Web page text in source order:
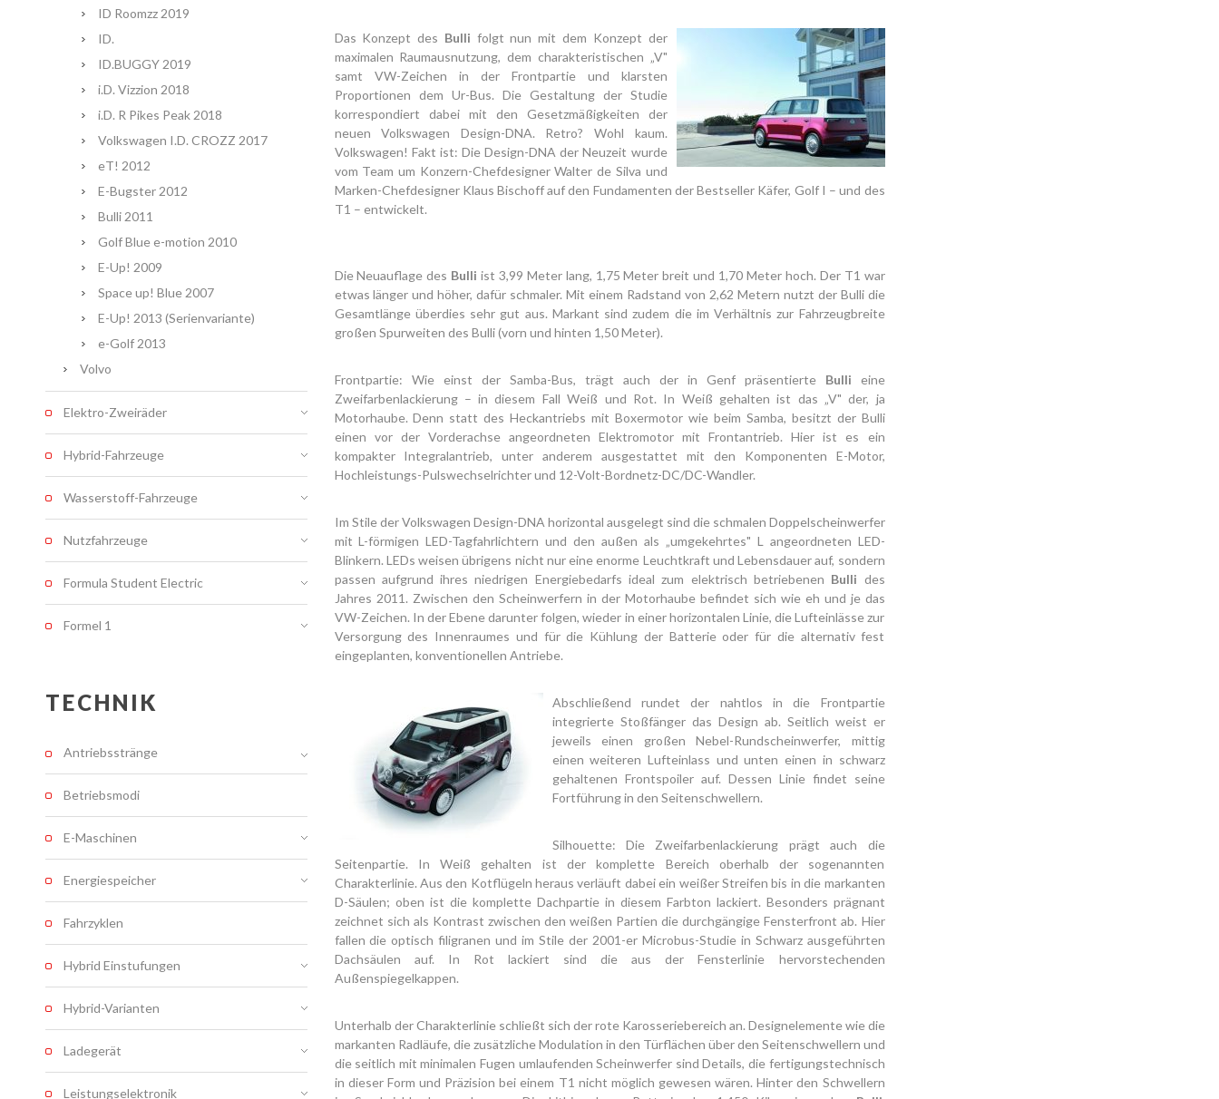
Das Konzept des Bulli folgt nun mit dem Konzept der
maximalen Raumausnutzung, dem charakteristischen „V"
samt VW-Zeichen in der Frontpartie und klarsten
Proportionen dem Ur-Bus. Die Gestaltung der Studie
korrespondiert dabei mit den Gesetzmäßigkeiten der
neuen Volkswagen Design-DNA. Retro? Wohl kaum.
Volkswagen! Fakt ist: Die Design-DNA der Neuzeit wurde
vom Team um Konzern-Chefdesigner Walter de Silva und
Marken-Chefdesigner Klaus Bischoff auf den Fundamenten der Bestseller Käfer, Golf I – und des
T1 – entwickelt.
Die Neuauflage des Bulliist 3,99 Meter lang, 1,75 Meter breit und 1,70 Meter hoch. Der T1 war
etwas länger und höher, dafür schmaler. Mit einem Radstand von 2,62 Metern nutzt der Bulli die
Gesamtlänge überdies sehr gut aus. Markant sind zudem die im Verhältnis zur Fahrzeugbreite
großen Spurweiten des Bulli (vorn und hinten 1,50 Meter).
Frontpartie: Wie einst der Samba-Bus, trägt auch der in Genf präsentierte Bulli eine
Zweifarbenlackierung – in diesem Fall Weiß und Rot. In Weiß gehalten ist das „V" der, ja
Motorhaube. Denn statt des Heckantriebs mit Boxermotor wie beim Samba, besitzt der Bulli
einen vor der Vorderachse angeordneten Elektromotor mit Frontantrieb. Hier ist es ein
kompakter Integralantrieb, unter anderem ausgestattet mit den Komponenten E-Motor,
Hochleistungs-Pulswechselrichter und 12-Volt-Bordnetz-DC/DC-Wandler.
Im Stile der Volkswagen Design-DNA horizontal ausgelegt sind die schmalen Doppelscheinwerfer
mit L-förmigen LED-Tagfahrlichtern und den außen als „umgekehrtes" L angeordneten LED-
Blinkern. LEDs weisen übrigens nicht nur eine enorme Leuchtkraft und Lebensdauer auf, sondern
passen aufgrund ihres niedrigen Energiebedarfs ideal zum elektrisch betriebenen Bulli des
Jahres 2011. Zwischen den Scheinwerfern in der Motorhaube befindet sich wie eh und je das
VW-Zeichen. In der Ebene darunter folgen, wieder in einer horizontalen Linie, die Lufteinlässe zur
Versorgung des Innenraumes und für die Kühlung der Batterie oder für die alternativ fest
eingeplanten, konventionellen Antriebe.
Abschließend rundet der nahtlos in die Frontpartie
integrierte Stoßfänger das Design ab. Seitlich weist er
jeweils einen großen Nebel-Rundscheinwerfer, mittig
einen weiteren Lufteinlass und unten einen in schwarz
gehaltenen Frontspoiler auf. Dessen Linie findet seine
Fortführung in den Seitenschwellern.
Silhouette: Die Zweifarbenlackierung prägt auch die
Seitenpartie. In Weiß gehalten ist der komplette Bereich oberhalb der sogenannten
Charakterlinie. Aus den Kotflügeln heraus verläuft dabei ein weißer Streifen bis in die markanten
D-Säulen; oben ist die komplette Dachpartie in diesem Farbton lackiert. Besonders prägnant
zeichnet sich als Kontrast zwischen den weißen Partien die durchgängige Fensterfront ab. Hier
fallen die optisch filigranen und im Stile der 2001-er Microbus-Studie in Schwarz ausgeführten
Dachsäulen auf. In Rot lackiert sind die aus der Fensterlinie hervorstechenden
Außenspiegelkappen.
Unterhalb der Charakterlinie schließt sich der rote Karosseriebereich an. Designelemente wie die
markanten Radläufe, die zusätzliche Modulation in den Türflächen über den Seitenschwellern und
die seitlich mit minimalen Fugen umlaufenden Scheinwerfer sind Details, die fertigungstechnisch
in dieser Form und Präzision bei einem T1 nicht möglich gewesen wären. Hinter den Schwellern
ID Roomzz 2019
ID.
ID.BUGGY 2019
i.D. Vizzion 2018
i.D. R Pikes Peak 2018
Volkswagen I.D. CROZZ 2017
eT! 2012
E-Bugster 2012
Bulli 2011
Golf Blue e-motion 2010
E-Up! 2009
Space up! Blue 2007
E-Up! 2013 (Serienvariante)
e-Golf 2013
Volvo
Elektro-Zweiräder
Hybrid-Fahrzeuge
Wasserstoff-Fahrzeuge
Nutzfahrzeuge
Formula Student Electric
Formel 1
TECHNIK
Antriebsstränge
Betriebsmodi
E-Maschinen
Energiespeicher
Fahrzyklen
Hybrid Einstufungen
Hybrid-Varianten
Ladegerät
Leistungselektronik